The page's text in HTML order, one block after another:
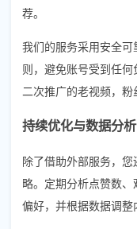
荐。
我们的服务采用安全
则，避免账号受到任
二次推广的老视频，粉
持续优化与数据分析
除了借助外部服务，
略。定期分析点赞数
偏好，并根据数据调整